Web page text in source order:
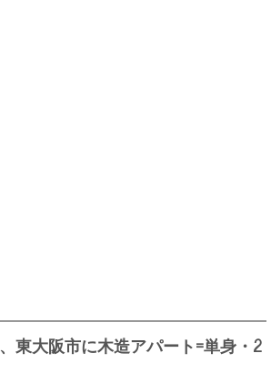
東大阪市に木造アパート=単身・2